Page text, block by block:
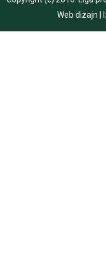
Web dizajn